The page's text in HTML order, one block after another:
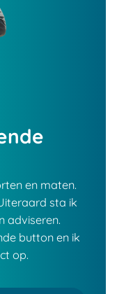
en maten.
sta ik
adviseren.
button en ik
op.